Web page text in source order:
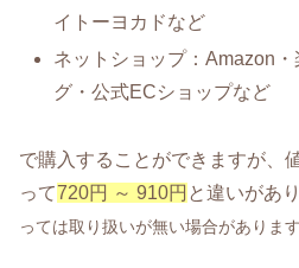
イトーヨカドなど
ネットショップ：Amazon
グ・公式ECショップなど
で購入することができますが、
って720円 ～ 910円 と違いがあ
っては取り扱いが無い場合があります